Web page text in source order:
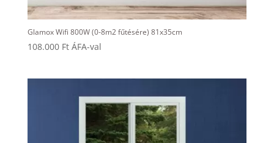
Glamox Wifi 800W (0-8m2 fűtésére) 81x35cm
108.000 Ft ÁFA-val